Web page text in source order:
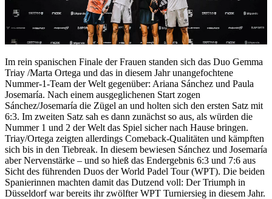
Im rein spanischen Finale der Frauen standen sich das Duo Gemma
Triay /Marta Ortega und das in diesem Jahr unangefochtene
Nummer-1-Team der Welt gegenüber: Ariana Sánchez und Paula
Josemaría. Nach einem ausgeglichenen Start zogen
Sánchez/Josemaría die Zügel an und holten sich den ersten Satz mit
6:3. Im zweiten Satz sah es dann zunächst so aus, als würden die
Nummer 1 und 2 der Welt das Spiel sicher nach Hause bringen.
Triay/Ortega zeigten allerdings Comeback-Qualitäten und kämpften
sich bis in den Tiebreak. In diesem bewiesen Sánchez und Josemaría
aber Nervenstärke – und so hieß das Endergebnis 6:3 und 7:6 aus
Sicht des führenden Duos der World Padel Tour (WPT). Die beiden
Spanierinnen machten damit das Dutzend voll: Der Triumph in
Düsseldorf war bereits ihr zwölfter WPT Turniersieg in diesem Jahr.